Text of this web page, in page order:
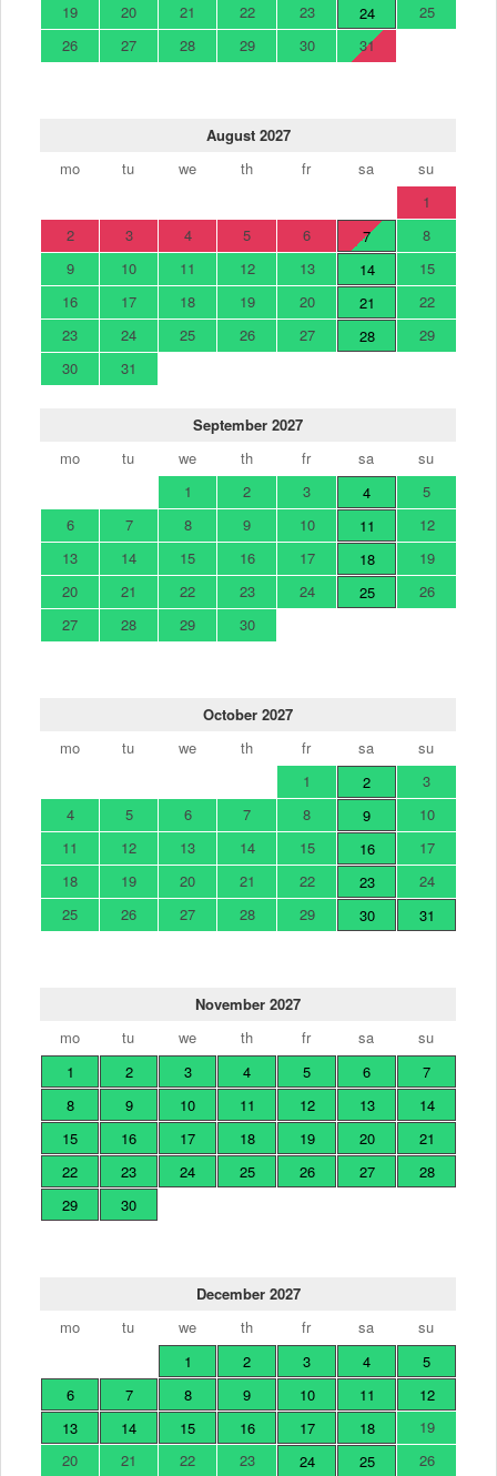
19
20 21 22 23 24
25
26
27 28 29 30 31
August 2027
mo
tu we th fr sa
su
1
2
3 4 5 6 7
8
9
10 11 12 13 14
15
16
17 18 19 20 21
22
23
24 25 26 27 28
29
30
31
September 2027
mo
tu we th fr sa
su
1
2 3 4
5
6
7 8 9 10 11
12
13
14 15 16 17 18
19
20
21 22 23 24 25
26
27
28 29 30
October 2027
mo
tu we th fr sa
su
1
2
3
4
5 6 7 8 9
10
11
12 13 14 15 16
17
18
19 20 21 22 23
24
25
26 27 28 29 30 31
November 2027
mo
tu we th fr sa
su
1
2 3 4 5 6
7
8
9 10 11 12 13
14
15
16 17 18 19 20
21
22
23 24 25 26 27
28
29
30
December 2027
mo
tu we th fr sa
su
1
2 3 4
5
6
7 8 9 10 11
12
13
14 15 16 17 18
19
20
21 22 23 24 25 26